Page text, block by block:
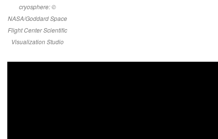
cryosphere: ©
NASA/Goddard Space
Flight Center Scientific
Visualization Studio